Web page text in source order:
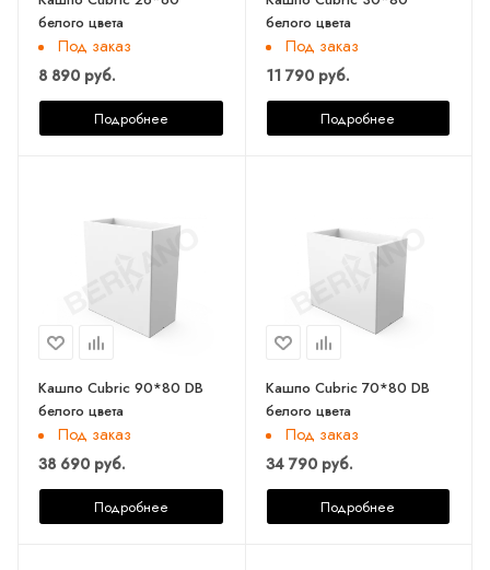
белого цвета
Под заказ
8 890 руб.
Подробнее
белого цвета
Под заказ
11 790 руб.
Подробнее
Кашпо Cubric 90*80 DB
белого цвета
Под заказ
38 690 руб.
Подробнее
Кашпо Cubric 70*80 DB
белого цвета
Под заказ
34 790 руб.
Подробнее